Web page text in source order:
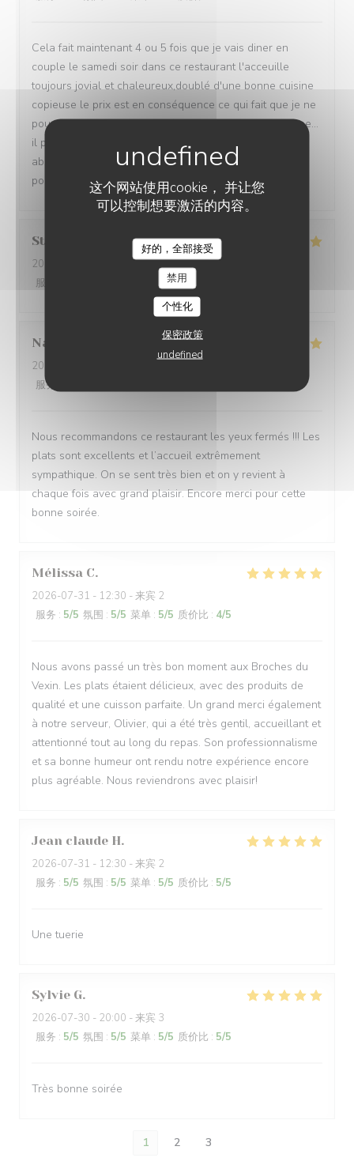
这个网站使用cookie， 并让您
可以控制想要激活的内容。
好的，全部接受
禁用
个性化
保密政策
undefined
Cela fait maintenant 4 ou 5 fois que je vais diner en
couple le samedi soir dans ce restaurant l'acceuille
toujours jovial et chaleureux,doublé d'une bonne cuisine
copieuse le prix est en conséquence ce qui fait que je ne
pourrais me permettre d'en faire ma cantine quotidienne...
il parait cependant que la semaine les prix sont plus
abordables...Pour des gens comme moi a budget limité
pour une sortie de loin en loin ,je recommande.....
Stephanie
2026-08-02
- 12:45 - 来宾 4
服务
5 /5 质价比
Nathalie
2026-07-31
服务
Nous recommandons ce restaurant les yeux fermés !!! Les
plats sont excellents et l’accueil extrêmement
sympathique. On se sent très bien et on y revient à
chaque fois avec grand plaisir. Encore merci pour cette
bonne soirée.
Mélissa C
2026-07-31 - 12:30 - 来宾 2
服务 : 5/5 氛围 : 5/5 菜单 : 5/5 质价比 : 4/5
Nous avons passé un très bon moment aux Broches du
Vexin. Les plats étaient délicieux, avec des produits de
qualité et une cuisson parfaite. Un grand merci également
à notre serveur, Olivier, qui a été très gentil, accueillant et
attentionné tout au long du repas. Son professionnalisme
et sa bonne humeur ont rendu notre expérience encore
plus agréable. Nous reviendrons avec plaisir!
Jean claude H
2026-07-31 - 12:30 - 来宾 2
服务 : 5/5 氛围 : 5/5 菜单 : 5/5 质价比 : 5/5
Une tuerie
Sylvie G
2026-07-30 - 20:00 - 来宾 3
服务 : 5/5 氛围 : 5/5 菜单 : 5/5 质价比 : 5/5
Très bonne soirée
1 2 3